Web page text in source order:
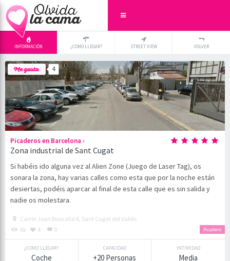
INFORMACIÓN ¿COMO LLEGAR? STREET VIEW VOLVER
4
Picaderos en Barcelona ›
Zona industrial de Sant Cugat
Si habéis ido alguna vez al Alien Zone (Juego de Laser Tag), os
sonara la zona, hay varias calles como esta que por la noche están
desiertas, podéis aparcar al final de esta calle que es sin salida y
nadie os molestara.
Picadero
Carrer Joan Buscalla 6, Sant Cugat del Vallès
6k
4 0
¿COMO LLEGAR?
Coche
CAPACIDAD
+20 Personas
INTIMIDAD
Media
-